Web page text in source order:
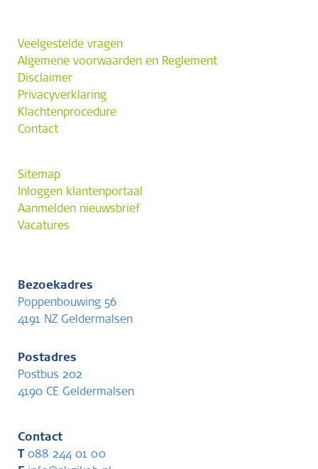
Veelgestelde vragen
Algemene voorwaarden en Reglement
Disclaimer
Privacyverklaring
Klachtenprocedure
Contact
Sitemap
Inloggen klantenportaal
Aanmelden nieuwsbrief
Vacatures
Bezoekadres
Poppenbouwing 56
4191 NZ Geldermalsen
Postadres
Postbus 202
4190 CE Geldermalsen
Contact
088 244 01 00